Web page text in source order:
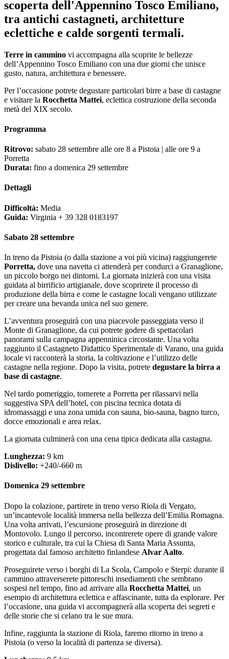
scoperta dell'Appennino Tosco Emiliano,
tra antichi castagneti, architetture
eclettiche e calde sorgenti termali.
Terre in cammino vi accompagna alla scoprite le bellezze
dell’Appennino Tosco Emiliano con una due giorni che unisce
gusto, natura, architettura e benessere.
Per l’occasione potrete degustare particolari birre a base di castagne
e visitare la Rocchetta Mattei, eclettica costruzione della seconda
metà del XIX secolo.
Programma
Ritrovo: sabato 28 settembre alle ore 8 a Pistoia | alle ore 9 a
Porretta
Durata: fino a domenica 29 settembre
Dettagli
Difficoltà: Media
Guida: Virginia + 39 328 0183197
Sabato 28 settembre
In treno da Pistoia (o dalla stazione a voi più vicina) raggiungerete
Porretta, dove una navetta ci attenderà per condurci a Granaglione,
un piccolo borgo nei dintorni. La giornata inizierà con una visita
guidata al birrificio artigianale, dove scoprirete il processo di
produzione della birra e come le castagne locali vengano utilizzate
per creare una bevanda unica nel suo genere.
L’avventura proseguirà con una piacevole passeggiata verso il
Monte di Granaglione, da cui potrete godere di spettacolari
panorami sulla campagna appenninica circostante. Una volta
raggiunto il Castagneto Didattico Sperimentale di Varano, una guida
locale vi racconterà la storia, la coltivazione e l’utilizzo delle
castagne nella regione. Dopo la visita, potrete degustare la birra a
base di castagne.
Nel tardo pomeriggio, tornerete a Porretta per rilassarvi nella
suggestiva SPA dell’hotel, con piscina tecnica dotata di
idromassaggi e una zona umida con sauna, bio-sauna, bagno turco,
docce emozionali e area relax.
La giornata culminerà con una cena tipica dedicata alla castagna.
Lunghezza: 9 km
Dislivello: +240/-660 m
Domenica 29 settembre
Dopo la colazione, partirete in treno verso Riola di Vergato,
un’incantevole località immersa nella bellezza dell’Emilia Romagna.
Una volta arrivati, l’escursione proseguirà in direzione di
Montovolo. Lungo il percorso, incontrerete opere di grande valore
storico e culturale, tra cui la Chiesa di Santa Maria Assunta,
progettata dal famoso architetto finlandese Alvar Aalto.
Proseguirete verso i borghi di La Scola, Campolo e Sterpi: durante il
cammino attraverserete pittoreschi insediamenti che sembrano
sospesi nel tempo, fino ad arrivare alla Rocchetta Mattei, un
esempio di architettura eclettica e affascinante, tutta da esplorare. Per
l’occasione, una guida vi accompagnerà alla scoperta dei segreti e
delle storie che si celano tra le sue mura.
Infine, raggiunta la stazione di Riola, faremo ritorno in treno a
Pistoia (o verso la località di partenza se diversa).